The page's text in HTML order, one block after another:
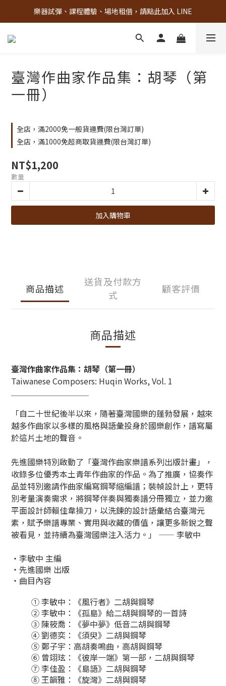
古亭門市 + 先進音樂教室週末假日皆有營業
樂器試彈、課程體驗、場地租借，請點此加入 LINE
古亭門市 + 先進音樂教室週末假日皆有營業
臺灣作曲家作品集：胡琴（第
一冊）
全店，滿2000免一般貨運費(限台灣訂單)
全店，滿1000免超商取貨運費(限台灣訂單)
NT$1,200
數量
加入購物車
商品描述
送貨及付款方
式
顧客評價
商品描述
臺灣作曲家作品集：胡琴（第一冊）
Taiwanese Composers: Huqin Works, Vol. 1
「自二十世紀後半以來，隨著臺灣國樂的蓬勃發展，越來
越多作曲家以多樣的風格與語彙投身於國樂創作，譜寫屬
於這片土地的聲音。
先進國樂特別啟動了「臺灣作曲家樂譜系列出版計畫」，
收錄多位優秀本土青年作曲家的作品。為了推廣，協奏作
品並特別邀請作曲家編寫鋼琴縮編譜；裝幀設計上，更特
別考量演奏需求，將鋼琴伴奏與獨奏譜分冊獨立，並力邀
平面設計師賴佳韋操刀，以洗鍊的設計語彙結合臺灣元
素，賦予樂譜專業、實用與收藏的價值，讓更多新銳之聲
被看見，並持續為臺灣國樂注入活力。」 —— 李敏中
・李敏中 主編
・先進國樂 出版
・ 曲目內容
① 李敏中：《風行者》二胡與鋼琴
② 李敏中：《孤島》給二胡與鋼琴的一首詩
③ 陳筱喬：《夢中夢》低音二胡與鋼琴
④ 劉德奕：《須臾》二胡與鋼琴
⑤ 鄭子宇：高胡奏鳴曲，高胡與鋼琴
⑥ 曾翊玹：《彼岸一端》第一部，二胡與鋼琴
⑦ 李佳盈：《島語》二胡與鋼琴
⑧ 王韻雅：《旋灣》二胡與鋼琴